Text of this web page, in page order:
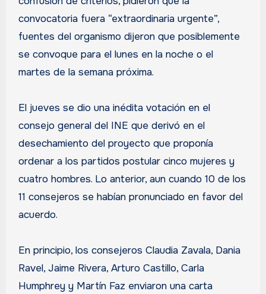
convocatoria fuera “extraordinaria urgente”,
fuentes del organismo dijeron que posiblemente
se convoque para el lunes en la noche o el
martes de la semana próxima.
El jueves se dio una inédita votación en el
consejo general del INE que derivó en el
desechamiento del proyecto que proponía
ordenar a los partidos postular cinco mujeres y
cuatro hombres. Lo anterior, aun cuando 10 de los
11 consejeros se habían pronunciado en favor del
acuerdo.
En principio, los consejeros Claudia Zavala, Dania
Ravel, Jaime Rivera, Arturo Castillo, Carla
Humphrey y Martín Faz enviaron una carta